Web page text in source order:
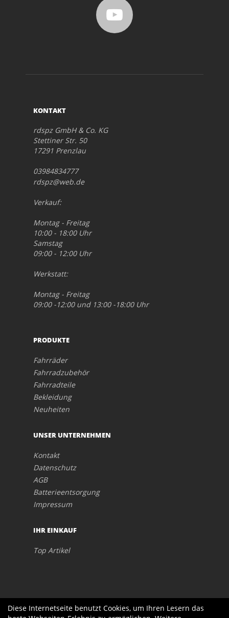
KONTAKT
rdspz GmbH & Co. KG
Stettiner Str. 50
17291 Prenzlau
03984834777
rdspz@web.de
Verkauf:
Montag - Freitag
10:00 - 18:00 Uhr
Samstag
09:00 - 12:00 Uhr
Werkstatt:
Montag - Freitag
09:00 -12:00 und 13:00 -18:00 Uhr
PRODUKTE
Fahrräder
Fahrradzubehör
Fahrradteile
Bekleidung
Neuheiten
UNSER UNTERNEHMEN
Kontakt
Datenschutz
AGB
Batterieentsorgung
Impressum
IHR EINKAUF
Top Artikel
Diese Internetseite benutzt Cookies, um Ihren Lesern das